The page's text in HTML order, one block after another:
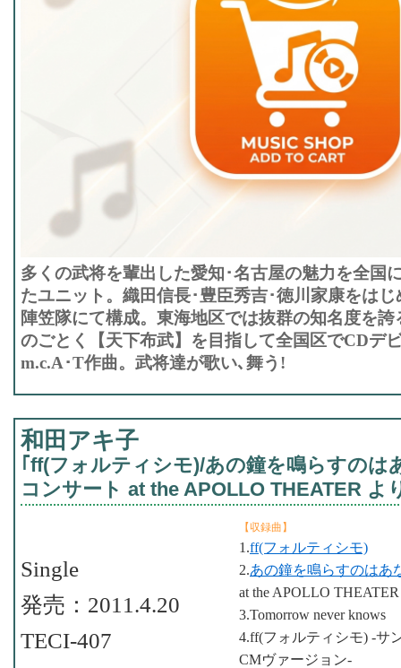
多くの武将を輩出した愛知･名古屋の魅力を全国
たユニット。織田信長･豊臣秀吉･徳川家康をは
陣笠隊にて構成。東海地区では抜群の知名度を
のごとく【天下布武】を目指して全国区でCDデ
m.c.A･T作曲。武将達が歌い､舞う!
和田アキ子
｢ff(フォルティシモ)/あの鐘を鳴らすのは
コンサート at the APOLLO THEATER よ
【収録曲】
1.ff(フォルティシモ)
2.あの鐘を鳴らすのはあ
at the APOLLO
3.Tomorrow never knows
4.ff(フォルティシモ) -サ
CMヴァージョン-
Single
発売：2011.4.20
TECI-407